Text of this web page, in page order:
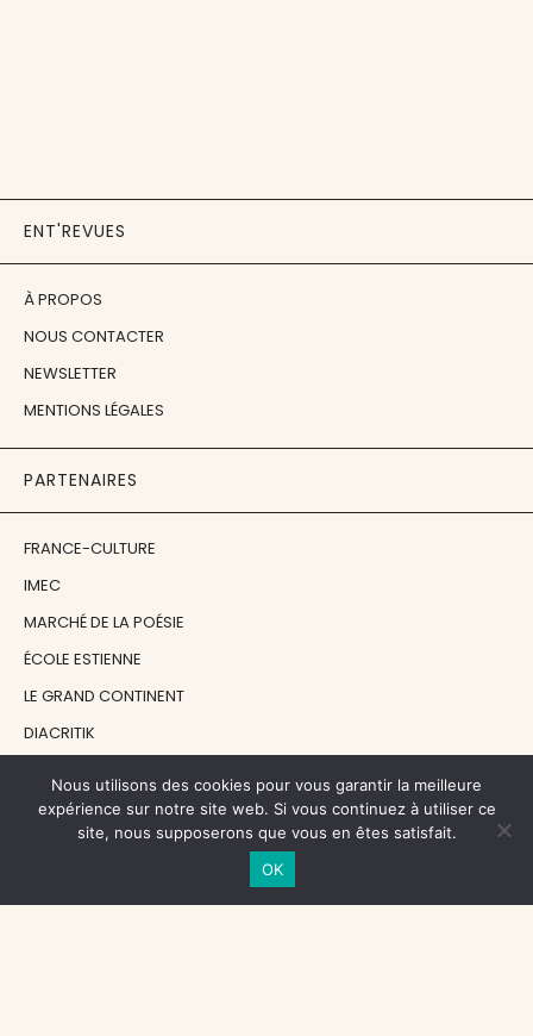
ENT'REVUES
À PROPOS
NOUS CONTACTER
NEWSLETTER
MENTIONS LÉGALES
PARTENAIRES
FRANCE-CULTURE
IMEC
MARCHÉ DE LA POÉSIE
ÉCOLE ESTIENNE
LE GRAND CONTINENT
DIACRITIK
NOS SOUTIENS
CENTRE NATIONAL DU LIVRE
Nous utilisons des cookies pour vous garantir la meilleure
expérience sur notre site web. Si vous continuez à utiliser ce
site, nous supposerons que vous en êtes satisfait.
OK